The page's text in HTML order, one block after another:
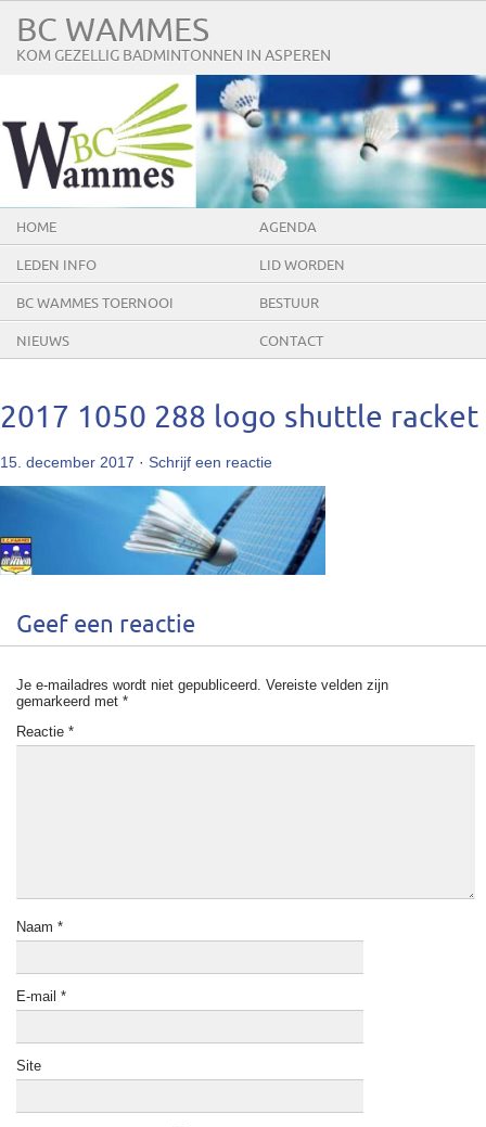
BC WAMMES
KOM GEZELLIG BADMINTONNEN IN ASPEREN
HOME AGENDA
LEDEN INFO LID WORDEN
BC WAMMES TOERNOOI BESTUUR
NIEUWS CONTACT
2017 1050 288 logo shuttle racket
15. december 2017 · Schrijf een reactie
Geef een reactie
Je e-mailadres wordt niet gepubliceerd. Vereiste velden zijn
gemarkeerd met *
Reactie *
Naam *
E-mail *
Site